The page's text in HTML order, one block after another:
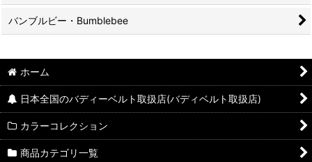
バンブルビー・Bumblebee
ホーム
日本全国のバディーベルト取扱店(バディベルト取扱店)
カラーコレクション
商品カテゴリ一覧